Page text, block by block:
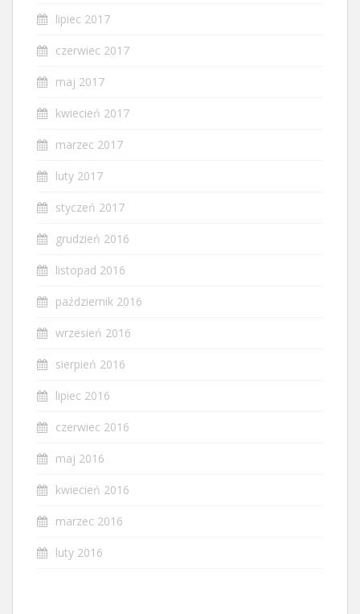
lipiec 2017
czerwiec 2017
maj 2017
kwiecień 2017
marzec 2017
luty 2017
styczeń 2017
grudzień 2016
listopad 2016
październik 2016
wrzesień 2016
sierpień 2016
lipiec 2016
czerwiec 2016
maj 2016
kwiecień 2016
marzec 2016
luty 2016